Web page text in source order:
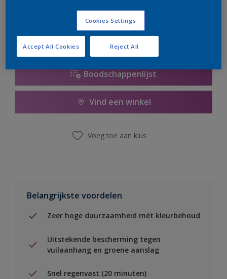
er hard aan om de voorraad aan te vullen.
Boodschappenlijst
Vind een winkel
Voeg toe aan klus
Belangrijkste voordelen
Zeer hoge duurzaamheid mét kleurbehoud
Uitstekende bescherming tegen
vuilaanhang en groene aanslag
Snel regenvast (20 minuten)
Cookies Settings
Reject All
Accept All Cookies